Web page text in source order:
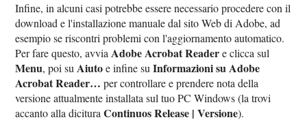
Infine, in alcuni casi potrebbe essere necessario procedere con il
download e l'installazione manuale dal sito Web di Adobe, ad
esempio se riscontri problemi con l'aggiornamento automatico.
Per fare questo, avvia Adobe Acrobat Readere clicca sul
Menu, poi su Aiutoe infine suInformazioni su Adobe
Acrobat Reader… per controllare e prendere nota della
versione attualmente installata sul tuo PC Windows (la trovi
accanto alla dicituraContinuos Release | Versione).